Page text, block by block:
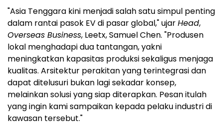
"Asia Tenggara kini menjadi salah satu simpul penting
dalam rantai pasok EV di pasar global," ujarHead,
Overseas Business, Leetx, Samuel Chen. "Produsen
lokal menghadapi dua tantangan, yakni
meningkatkan kapasitas produksi sekaligus menjaga
kualitas. Arsitektur perakitan yang terintegrasi dan
dapat ditelusuri bukan lagi sekadar konsep,
melainkan solusi yang siap diterapkan. Pesan itulah
yang ingin kami sampaikan kepada pelaku industri di
kawasan tersebut."